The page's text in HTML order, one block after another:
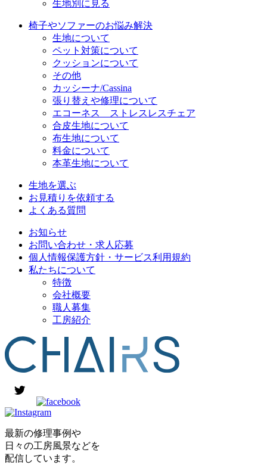
生地別に見る
椅子やソファーのお悩み解決
生地について
ペット対策について
クッションについて
その他
カッシーナ/Cassina
張り替えや修理について
エコーネス ストレスレスチェア
合皮生地について
布生地について
料金について
本革生地について
生地を選ぶ
お見積りを依頼する
よくある質問
お知らせ
お問い合わせ・求人応募
個人情報保護方針・サービス利用規約
私たちについて
特徴
会社概要
職人募集
工房紹介
最新の修理事例や
日々の工房風景などを
配信しています。